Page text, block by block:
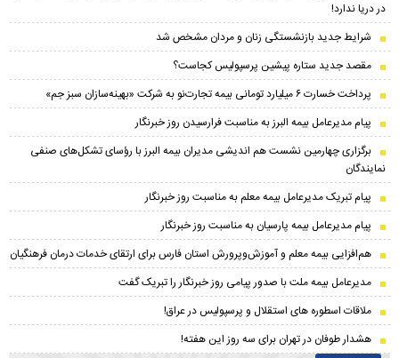
در دریا ندارد!
شرایط جدید بازنشستگی زنان و مردان مشخص شد
مقصد جدید ستاره پیشین پرسپولیس کجاست؟
پرداخت خسارت ۶ میلیارد تومانی بیمه تجارت‌نو به شرکت «بهینه‌سازان سبز جم»
پیام مدیرعامل بیمه البرز به مناسبت فرارسیدن روز خبرنگار
برگزاری چهارمین نشست هم اندیشی مدیران بیمه البرز با رؤسای تشکل‌های صنفی
نمایندگان
پیام تبریک مدیرعامل بیمه معلم به مناسبت روز خبرنگار
پیام مدیرعامل بیمه پارسیان به مناسبت روز خبرنگار
هم‌افزایی بیمه معلم و آموزش‌وپرورش استان فارس برای ارتقای خدمات درمان فرهنگیان
مدیرعامل بیمه ملت با صدور پیامی روز خبرنگار را تبریک گفت
ملاقات اسطوره های استقلال و پرسپولیس در عراق!
هشدار طوفان در تهران برای سه روز این هفته!